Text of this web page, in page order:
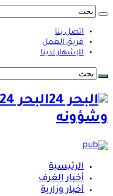
اتصل بنا
فريق العمل
للإشهار لدينا
وشؤونه
الرئيسية
أخبار الغرف
أخبار وزارية